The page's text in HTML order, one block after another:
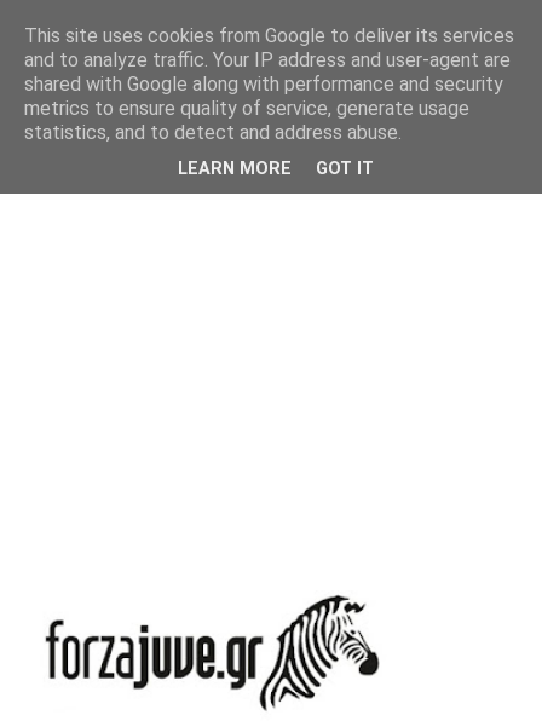
This site uses cookies from Google to deliver its services
and to analyze traffic. Your IP address and user-agent are
shared with Google along with performance and security
metrics to ensure quality of service, generate usage
statistics, and to detect and address abuse.
LEARN MORE GOT IT